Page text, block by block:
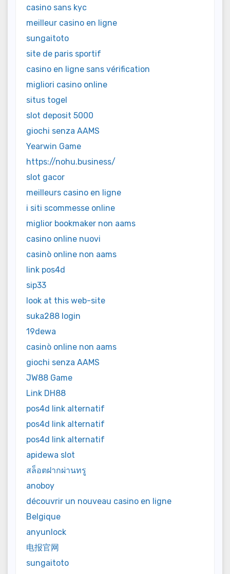
casino sans kyc
meilleur casino en ligne
sungaitoto
site de paris sportif
casino en ligne sans vérification
migliori casino online
situs togel
slot deposit 5000
giochi senza AAMS
Yearwin Game
https://nohu.business/
slot gacor
meilleurs casino en ligne
i siti scommesse online
miglior bookmaker non aams
casino online nuovi
casinò online non aams
link pos4d
sip33
look at this web-site
suka288 login
19dewa
casinò online non aams
giochi senza AAMS
JW88 Game
Link DH88
pos4d link alternatif
pos4d link alternatif
pos4d link alternatif
apidewa slot
สล็อตฝากผ่านทรู
anoboy
découvrir un nouveau casino en ligne
Belgique
anyunlock
电报官网
sungaitoto